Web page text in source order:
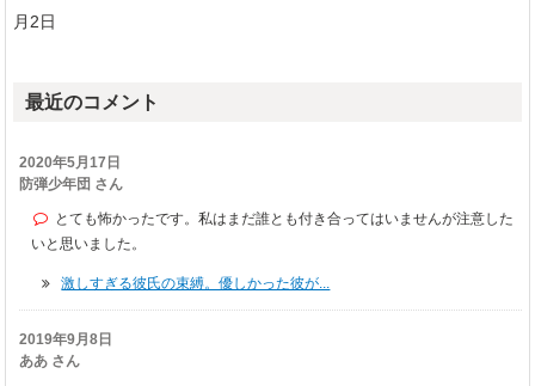
月2日
最近のコメント
2020年5月17日
防弾少年団 さん
とても怖かったです。私はまだ誰とも付き合ってはいませんが注意した
いと思いました。
激しすぎる彼氏の束縛。優しかった彼が...
2019年9月8日
ああ さん